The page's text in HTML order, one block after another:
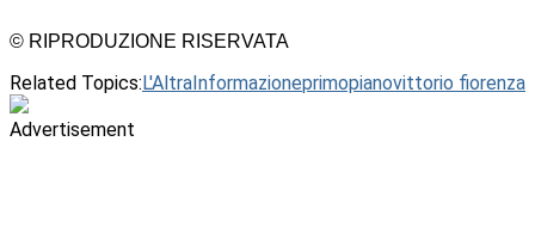
© RIPRODUZIONE RISERVATA
Related Topics: L'AltraInformazioneprimopianovittorio fiorenza
Advertisement